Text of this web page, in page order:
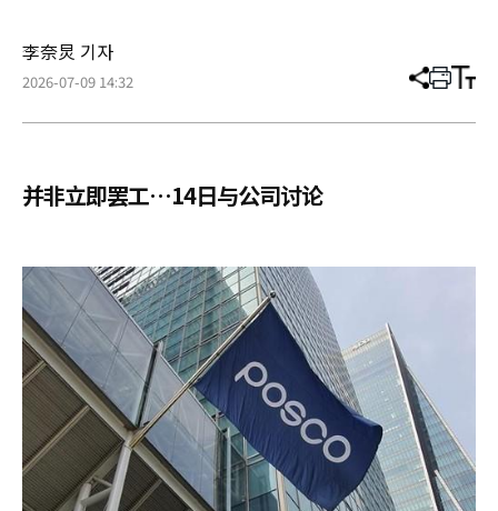
李奈炅 기자
2026-07-09 14:32 分
章
打 调
小
并非立即罢工…14日与公司讨论